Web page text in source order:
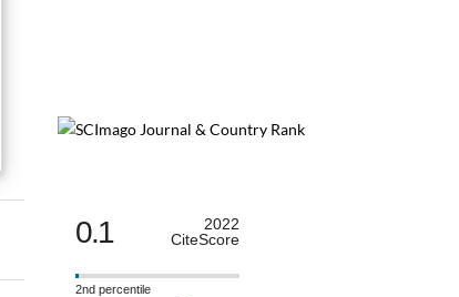
0.1
2022
CiteScore
2nd percentile